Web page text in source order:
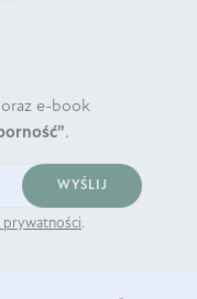
oraz e-book
.
WYŚLIJ
.